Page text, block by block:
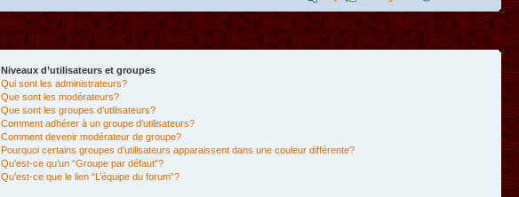
Niveaux d’utilisateurs et groupes
Qui sont les administrateurs?
Que sont les modérateurs?
Que sont les groupes d’utilisateurs?
Comment adhérer à un groupe d’utilisateurs?
Comment devenir modérateur de groupe?
Pourquoi certains groupes d’utilisateurs apparaissent dans une couleur différente?
Qu’est-ce qu’un “Groupe par défaut”?
Qu’est-ce que le lien “L’équipe du forum”?